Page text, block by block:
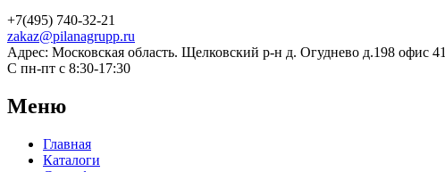
+7(495) 740-32-21
zakaz@pilanagrupp.ru
Адрес: Московская область. Щелковский р-н д. Огуднево д.198 офис 41
С пн-пт с 8:30-17:30
Меню
Главная
Каталоги